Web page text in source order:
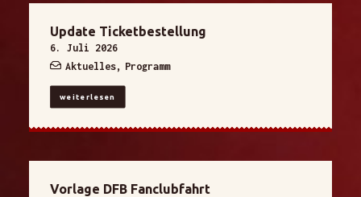
Update Ticketbestellung
6. Juli 2026
Aktuelles, Programm
weiterlesen
Vorlage DFB Fanclubfahrt